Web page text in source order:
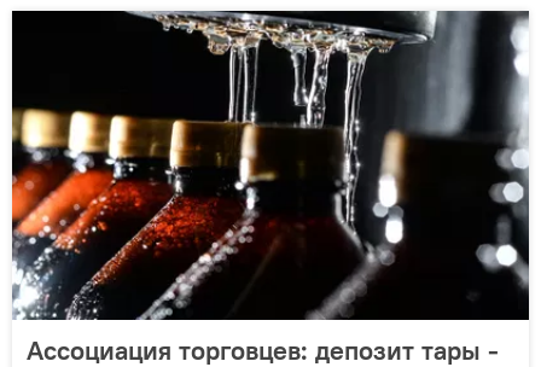
Ассоциация торговцев: депозит тары -